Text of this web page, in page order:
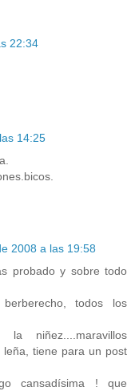
22:34
14:25
2008 a las 19:58
probado y sobre todo
todos los
niñez....maravillos
leña, tiene para un post
cansadísima ! que